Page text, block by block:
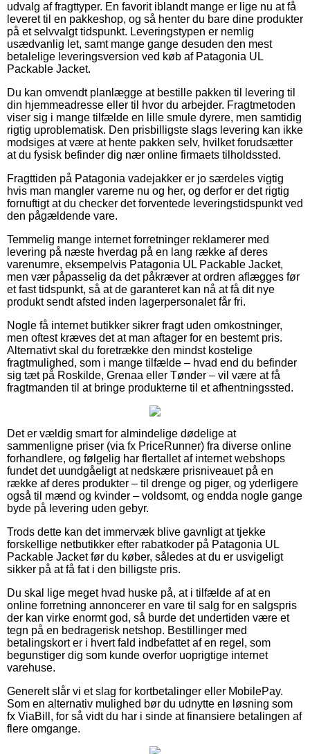
udvalg af fragttyper. En favorit iblandt mange er lige nu at få
leveret til en pakkeshop, og så henter du bare dine produkter
på et selvvalgt tidspunkt. Leveringstypen er nemlig
usædvanlig let, samt mange gange desuden den mest
betalelige leveringsversion ved køb af Patagonia UL
Packable Jacket.
Du kan omvendt planlægge at bestille pakken til levering til
din hjemmeadresse eller til hvor du arbejder. Fragtmetoden
viser sig i mange tilfælde en lille smule dyrere, men samtidig
rigtig uproblematisk. Den prisbilligste slags levering kan ikke
modsiges at være at hente pakken selv, hvilket forudsætter
at du fysisk befinder dig nær online firmaets tilholdssted.
Fragttiden på Patagonia vadejakker er jo særdeles vigtig
hvis man mangler varerne nu og her, og derfor er det rigtig
fornuftigt at du checker det forventede leveringstidspunkt ved
den pågældende vare.
Temmelig mange internet forretninger reklamerer med
levering på næste hverdag på en lang række af deres
varenumre, eksempelvis Patagonia UL Packable Jacket,
men vær påpasselig da det påkræver at ordren aflægges før
et fast tidspunkt, så at de garanteret kan nå at få dit nye
produkt sendt afsted inden lagerpersonalet får fri.
Nogle få internet butikker sikrer fragt uden omkostninger,
men oftest kræves det at man aftager for en bestemt pris.
Alternativt skal du foretrække den mindst kostelige
fragtmulighed, som i mange tilfælde – hvad end du befinder
sig tæt på Roskilde, Grenaa eller Tønder – vil være at få
fragtmanden til at bringe produkterne til et afhentningssted.
Det er vældig smart for almindelige dødelige at
sammenligne priser (via fx PriceRunner) fra diverse online
forhandlere, og følgelig har flertallet af internet webshops
fundet det uundgåeligt at nedskære prisniveauet på en
række af deres produkter – til drenge og piger, og yderligere
også til mænd og kvinder – voldsomt, og endda nogle gange
byde på levering uden gebyr.
Trods dette kan det immervæk blive gavnligt at tjekke
forskellige netbutikker efter rabatkoder på Patagonia UL
Packable Jacket før du køber, således at du er usvigeligt
sikker på at få fat i den billigste pris.
Du skal lige meget hvad huske på, at i tilfælde af at en
online forretning annoncerer en vare til salg for en salgspris
der kan virke enormt god, så burde det undertiden være et
tegn på en bedragerisk netshop. Bestillinger med
betalingskort er i hvert fald indbefattet af en regel, som
begunstiger dig som kunde overfor uoprigtige internet
varehuse.
Generelt slår vi et slag for kortbetalinger eller MobilePay.
Som en alternativ mulighed bør du udnytte en løsning som
fx ViaBill, for så vidt du har i sinde at finansiere betalingen af
flere omgange.